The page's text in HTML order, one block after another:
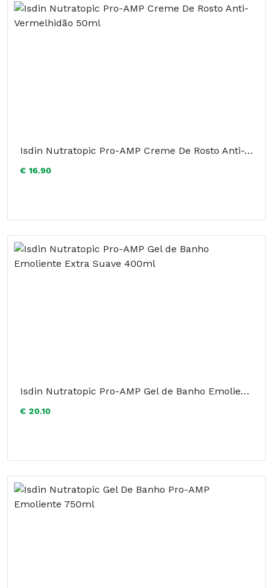
Isdin Nutratopic Pro-AMP Creme De Rosto Anti-Vermelhidão 50ml
€ 16.90
Isdin Nutratopic Pro-AMP Gel de Banho Emoliente Extra Suave 400ml
€ 20.10